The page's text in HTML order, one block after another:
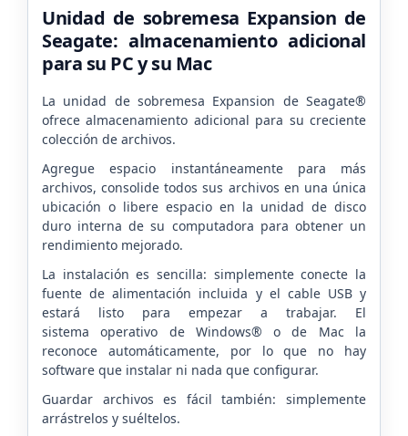
Unidad de sobremesa Expansion de
Seagate: almacenamiento adicional
para su PC y su Mac
La unidad de sobremesa Expansion de Seagate®
ofrece almacenamiento adicional para su creciente
colección de archivos.
Agregue espacio instantáneamente para más
archivos, consolide todos sus archivos en una única
ubicación o libere espacio en la unidad de disco
duro interna de su computadora para obtener un
rendimiento mejorado.
La instalación es sencilla: simplemente conecte la
fuente de alimentación incluida y el cable USB y
estará listo para empezar a trabajar. El
sistema operativo de Windows® o de Mac la
reconoce automáticamente, por lo que no hay
software que instalar ni nada que configurar.
Guardar archivos es fácil también: simplemente
arrástrelos y suéltelos.